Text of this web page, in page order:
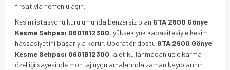
fırsatıyla hemen ulaşın.
Kesim istasyonu kurulumunda benzersiz olan GTA 2600 Gönye
Kesme Sehpası 0601B12300, yüksek yük kapasitesiyle kesim
hassasiyetini başarıyla korur. Operatör dostu GTA 2600 Gönye
Kesme Sehpası 0601B12300, alet kullanmadan uç çıkarma
özelliği sayesinde montaj uygulamalarında zaman kayıplarının